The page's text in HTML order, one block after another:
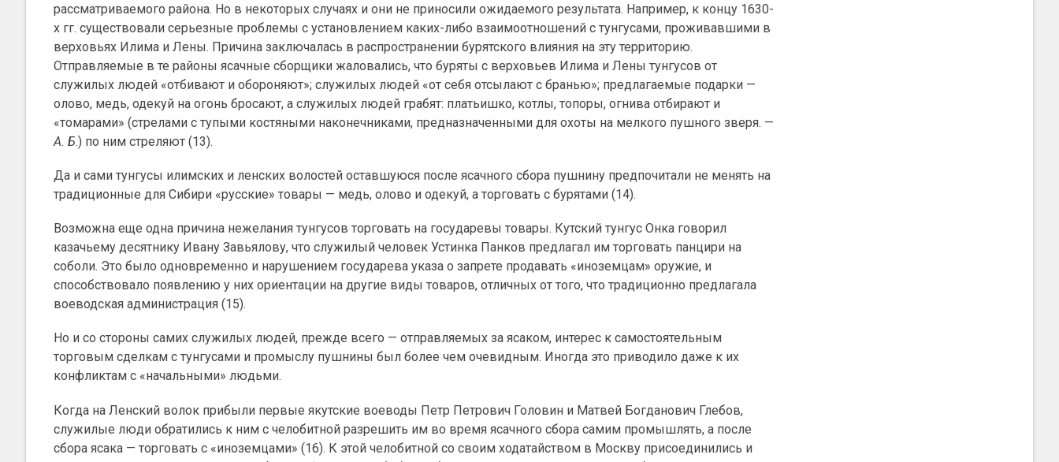
рассматриваемого района. Но в некоторых случаях и они не приносили ожидаемого результата. Например, к концу 1630-
х гг. существовали серьезные проблемы с установлением каких-либо взаимоотношений с тунгусами, проживавшими в
верховьях Илима и Лены. Причина заключалась в распространении бурятского влияния на эту территорию.
Отправляемые в те районы ясачные сборщики жаловались, что буряты с верховьев Илима и Лены тунгусов от
служилых людей «отбивают и обороняют»; служилых людей «от себя отсылают с бранью»; предлагаемые подарки —
олово, медь, одекуй на огонь бросают, а служилых людей грабят: платьишко, котлы, топоры, огнива отбирают и
«томарами» (стрелами с тупыми костяными наконечниками, предназначенными для охоты на мелкого пушного зверя. —
А. Б.) по ним стреляют (13).
Да и сами тунгусы илимских и ленских волостей оставшуюся после ясачного сбора пушнину предпочитали не менять на
традиционные для Сибири «русские» товары — медь, олово и одекуй, а торговать с бурятами (14).
Возможна еще одна причина нежелания тунгусов торговать на государевы товары. Кутский тунгус Онка говорил
казачьему десятнику Ивану Завьялову, что служилый человек Устинка Панков предлагал им торговать панцири на
соболи. Это было одновременно и нарушением государева указа о запрете продавать «иноземцам» оружие, и
способствовало появлению у них ориентации на другие виды товаров, отличных от того, что традиционно предлагала
воеводская администрация (15).
Но и со стороны самих служилых людей, прежде всего — отправляемых за ясаком, интерес к самостоятельным
торговым сделкам с тунгусами и промыслу пушнины был более чем очевидным. Иногда это приводило даже к их
конфликтам с «начальными» людьми.
Когда на Ленский волок прибыли первые якутские воеводы Петр Петрович Головин и Матвей Богданович Глебов,
служилые люди обратились к ним с челобитной разрешить им во время ясачного сбора самим промышлять, а после
сбора ясака — торговать с «иноземцами» (16). К этой челобитной со своим ходатайством в Москву присоединились и